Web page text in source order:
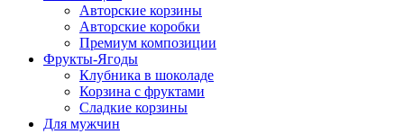
Авторские корзины
Авторские коробки
Премиум композиции
Фрукты-Ягоды
Клубника в шоколаде
Корзина с фруктами
Сладкие корзины
Для мужчин